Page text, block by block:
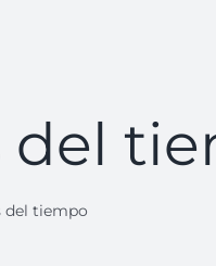
del
del tiempo